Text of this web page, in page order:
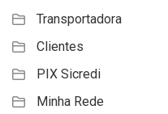
Transportadora
Clientes
PIX Sicredi
Minha Rede